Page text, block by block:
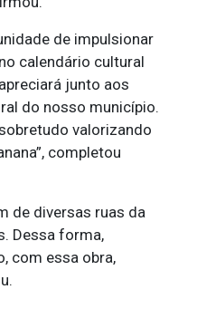
de impulsionar
calendário cultural
junto aos
do nosso município.
valorizando
completou
de diversas ruas da
Dessa forma,
com essa obra,